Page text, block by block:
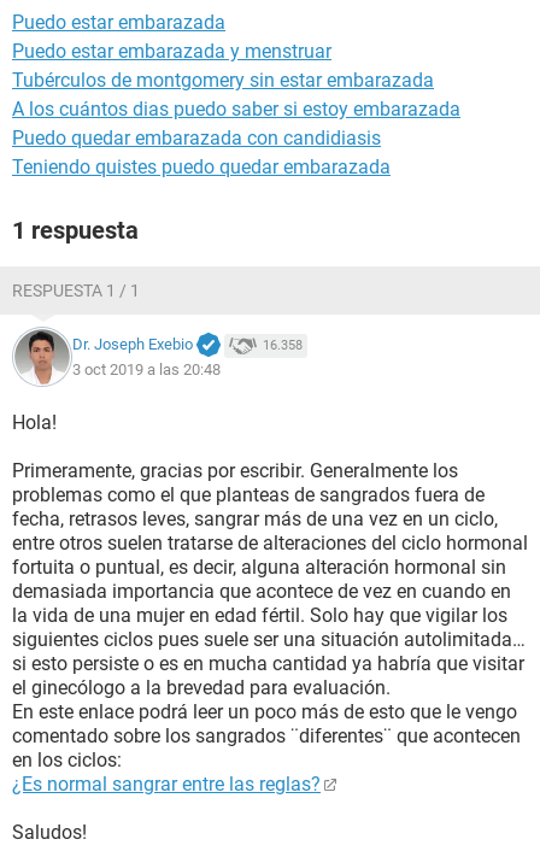
Puedo estar embarazada
Puedo estar embarazada y menstruar
Tubérculos de montgomery sin estar embarazada
A los cuántos dias puedo saber si estoy embarazada
Puedo quedar embarazada con candidiasis
Teniendo quistes puedo quedar embarazada
1 respuesta
RESPUESTA 1 / 1
Dr. Joseph Exebio 16.358
3 oct 2019 a las 20:48
Hola!
Primeramente, gracias por escribir. Generalmente los
problemas como el que planteas de sangrados fuera de
fecha, retrasos leves, sangrar más de una vez en un ciclo,
entre otros suelen tratarse de alteraciones del ciclo hormonal
fortuita o puntual, es decir, alguna alteración hormonal sin
demasiada importancia que acontece de vez en cuando en
la vida de una mujer en edad fértil. Solo hay que vigilar los
siguientes ciclos pues suele ser una situación autolimitada…
si esto persiste o es en mucha cantidad ya habría que visitar
el ginecólogo a la brevedad para evaluación.
En este enlace podrá leer un poco más de esto que le vengo
comentado sobre los sangrados ¨diferentes¨ que acontecen
en los ciclos:
¿Es normal sangrar entre las reglas?
Saludos!